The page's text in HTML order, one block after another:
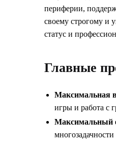
периферии,
своему строгому и
статус и
Главные
Максимальная
игры и работа с
Максимальный